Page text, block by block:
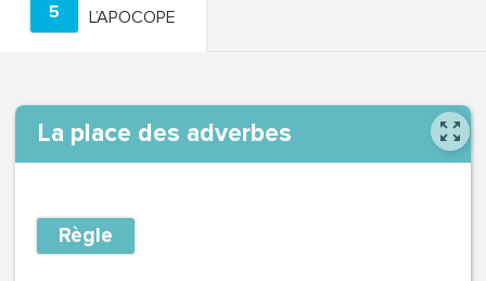
5 L’APOCOPE
La place des adverbes
Règle